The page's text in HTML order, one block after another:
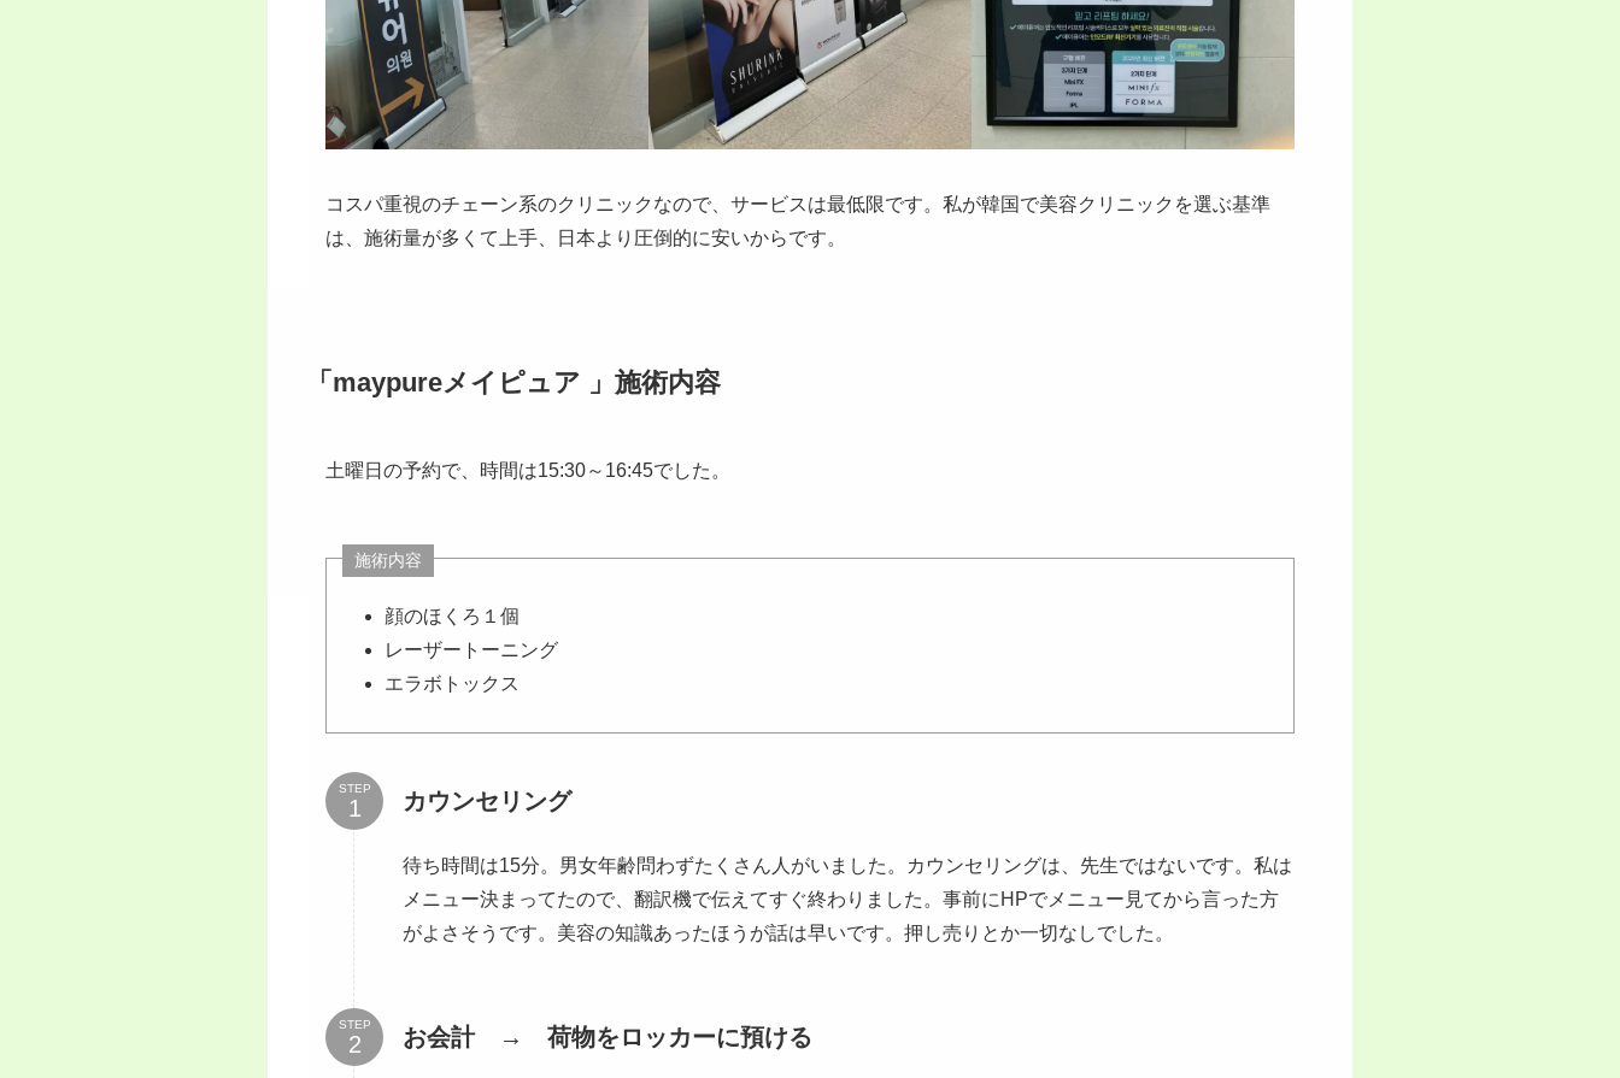
コスパ重視のチェーン系のクリニックなので、サービスは最低限です。私が韓国で美容クリニックを選ぶ基準
は、施術量が多くて上手、日本より圧倒的に安いからです。
「maypureメイピュア 」施術内容
土曜日の予約で、時間は15:30～16:45でした。
施術内容
顔のほくろ１個
レーザートーニング
エラボトックス
STEP カウンセリング
待ち時間は15分。男女年齢問わずたくさん人がいました。カウンセリングは、先生ではないです。私は
メニュー決まってたので、翻訳機で伝えてすぐ終わりました。事前にHPでメニュー見てから言った方
がよさそうです。美容の知識あったほうが話は早いです。押し売りとか一切なしでした。
STEP お会計 → 荷物をロッカーに預ける